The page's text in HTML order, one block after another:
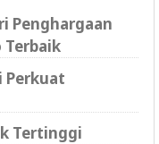
Penghargaan
Terbaik
Perkuat
Tertinggi